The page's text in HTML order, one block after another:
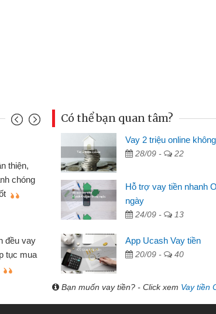
cầm cố chiếc xe wave
tiền bằng CMND online
lợi, sẽ giới thiệu cho bạn
lẻ nhiều lúc cần vốn nhập
bạn bè giới thiệu tôi đã giải
nhanh chóng
Có thể bạn quan tâm?
Vay 2 triệu online
28/09 - 22
Hỗ trợ vay tiền nhanh
ngày
24/09 - 13
App Ucash Vay tiền
20/09 - 40
Bạn muốn vay tiền? - Click xem Vay tiền